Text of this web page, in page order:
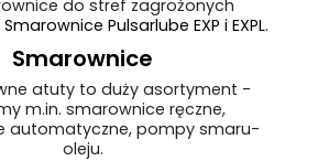
do stref zagrożonych
Smarownice Pulsarlube EXP i EXPL.
Smarownice
atuty to duży asortyment -
m.in. smarownice ręczne,
automatyczne, pompy smaru-
oleju.